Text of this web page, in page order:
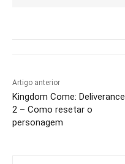
Artigo anterior
Kingdom Come: Deliverance
2 – Como resetar o
personagem